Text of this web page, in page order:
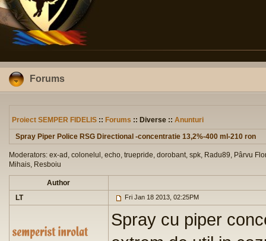
Forums
Proiect SEMPER FIDELIS :: Forums :: Diverse :: Anunturi
Spray Piper Police RSG Directional -concentratie 13,2%-400 ml-210 ron
Moderators: ex-ad, colonelul, echo, truepride, dorobant, spk, Radu89, Pârvu
Mihais, Resboiu
Author
LT
Fri Jan 18 2013, 02:25PM
Spray cu piper